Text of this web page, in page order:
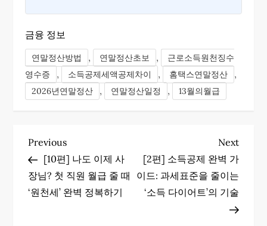
금융 정보
연말정산방법 , 연말정산초보 ,
근로소득원천징수
영수증
, 소득공제세액공제차이 , 홈택스연말정산 ,
2026년연말정산 , 연말정산일정 , 13월의월급
글
탐
색
Previous
Post
Previous
[10편] 나도 이제 사
장님? 첫 직원 월급 줄 때
‘원천세’ 완벽 정복하기
Next
Post
Next
[2편] 소득공제 완벽 가
이드: 과세표준을 줄이는
‘소득 다이어트’의 기술